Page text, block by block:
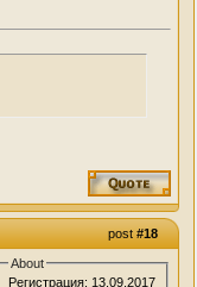
post#18
About
Регистрация: 13.09.2017